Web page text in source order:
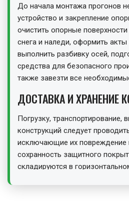
До начала монтажа прогонов
устройство и закрепление
очистить опорные поверхности
снега и наледи, оформить
выполнить разбивку осей,
средства для безопасного
также завезти все
ДОСТАВКА И ХРАНЕНИЕ
Погрузку, транспортирование,
конструкций следует
исключающие их
сохранность защитного
складируются в